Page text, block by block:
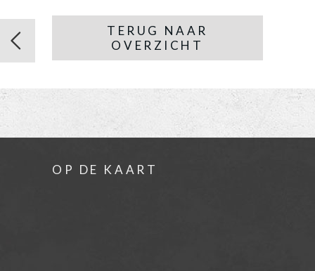
TERUG NAAR
OVERZICHT
OP DE KAART